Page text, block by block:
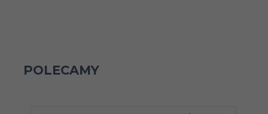
POLECAMY